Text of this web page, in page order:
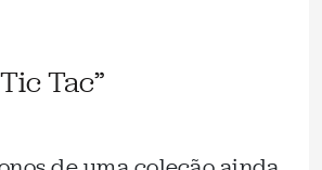
Tac”